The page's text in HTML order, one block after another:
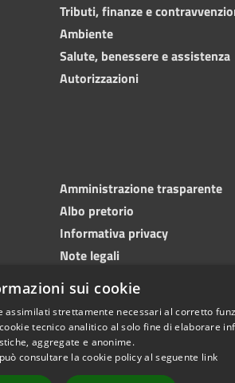
Tributi, finanze e
Ambiente
Salute, benessere e assistenza
Autorizzazioni
Amministrazione trasparente
Albo pretorio
Informativa privacy
Note legali
sui cookie
assimilati strettamente necessari al corretto
tecnico analitico al solo fine di elaborare
aggregate e anonime.
consultare la cookie policy al seguente link